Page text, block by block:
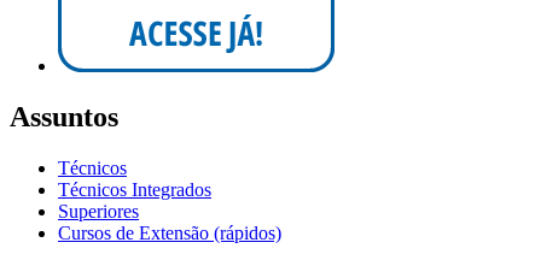
Assuntos
Técnicos
Técnicos Integrados
Superiores
Cursos de Extensão (rápidos)